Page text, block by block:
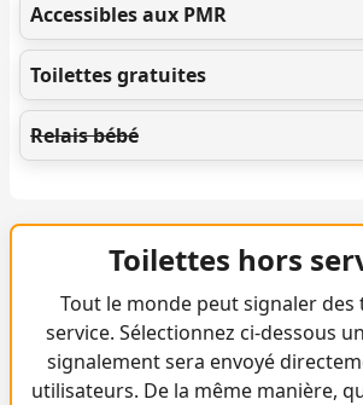
Accessibles aux PMR
Toilettes gratuites
Relais bébé
Toilettes hors
Tout le monde peut signaler
service. Sélectionnez ci-dessous
signalement sera envoyé
utilisateurs. De la même manière,